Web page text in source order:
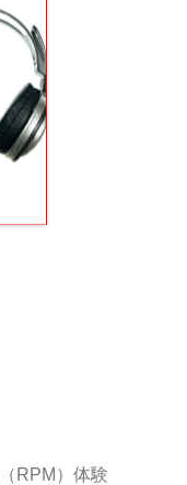
RPM）体験